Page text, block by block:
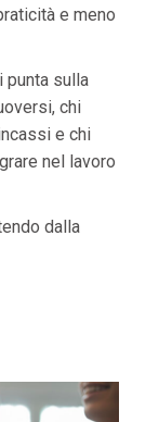
e meno
punta sulla
chi
e chi
nel lavoro
dalla